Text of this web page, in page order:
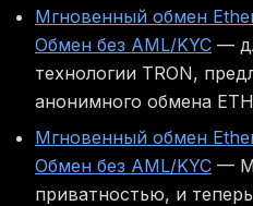
Мгновенный обмен
Обмен без AML/KYC —
технологии TRON,
анонимного обмена
Мгновенный обмен
Обмен без AML/KYC —
приватностью, и